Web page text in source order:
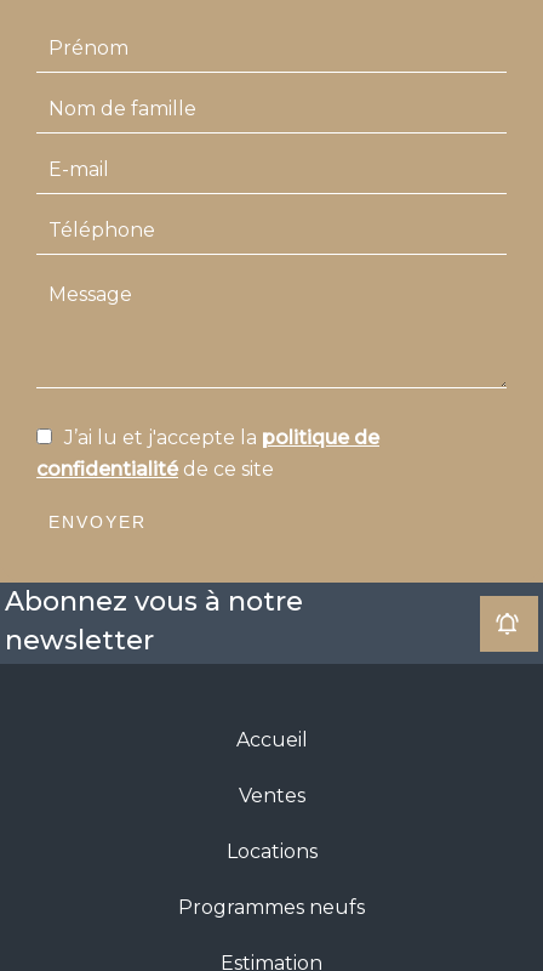
J’ai lu et j'accepte la politique de
confidentialitéde ce site
ENVOYER
Abonnez vous à notre
newsletter
Accueil
Ventes
Locations
Programmes neufs
Estimation